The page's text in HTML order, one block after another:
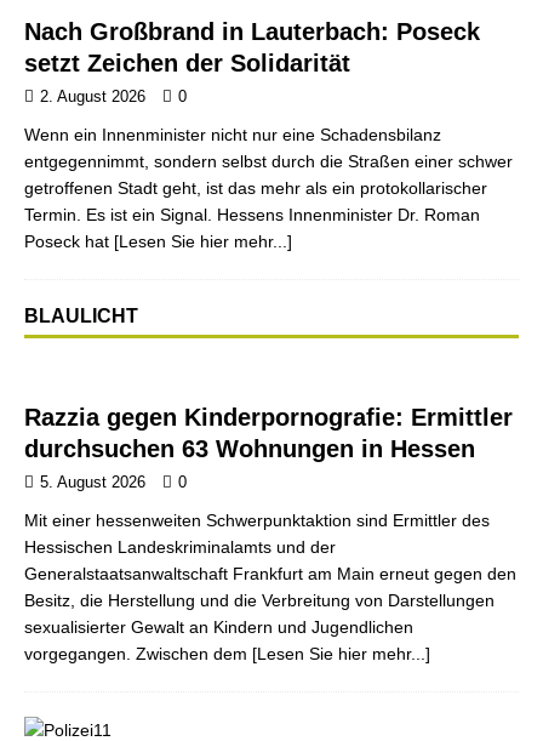
Nach Großbrand in Lauterbach: Poseck
setzt Zeichen der Solidarität
2. August 2026 0
Wenn ein Innenminister nicht nur eine Schadensbilanz
entgegennimmt, sondern selbst durch die Straßen einer schwer
getroffenen Stadt geht, ist das mehr als ein protokollarischer
Termin. Es ist ein Signal. Hessens Innenminister Dr. Roman
Poseck hat [Lesen Sie hier mehr...]
BLAULICHT
Razzia gegen Kinderpornografie: Ermittler
durchsuchen 63 Wohnungen in Hessen
5. August 2026 0
Mit einer hessenweiten Schwerpunktaktion sind Ermittler des
Hessischen Landeskriminalamts und der
Generalstaatsanwaltschaft Frankfurt am Main erneut gegen den
Besitz, die Herstellung und die Verbreitung von Darstellungen
sexualisierter Gewalt an Kindern und Jugendlichen
vorgegangen. Zwischen dem [Lesen Sie hier mehr...]